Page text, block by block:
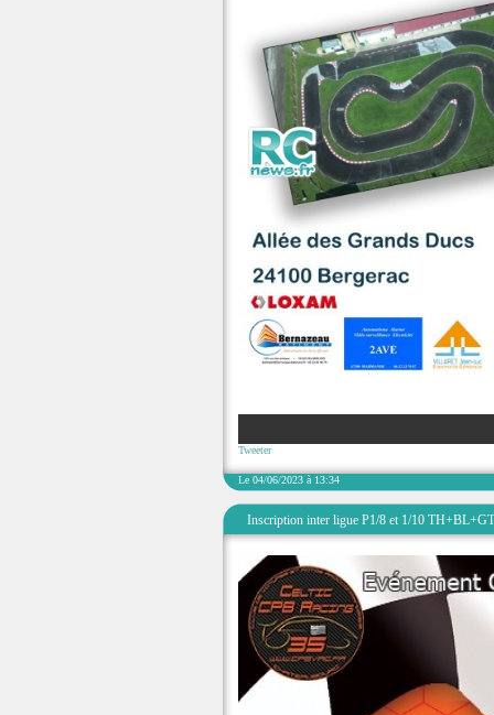
Tweeter
Le 04/06/2023 à 13:34
Inscription inter ligue P1/8 et 1/10